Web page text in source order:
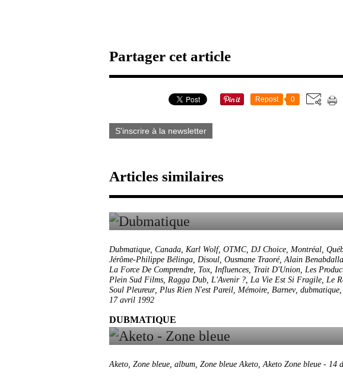
Partager cet article
Repost 0
S'inscrire à la newsletter
Articles similaires
Dubmatique, Canada, Karl Wolf, OTMC, DJ Choice, Montréal,
Jérôme-Philippe Bélinga, Disoul, Ousmane Traoré,Alain
La Force De Comprendre, Tox, Influences, Trait D'Union, Les
Plein Sud Films, Ragga Dub, L'Avenir ?, La Vie Est Si Fragile, Le
Soul Pleureur, Plus Rien N'est Pareil, Mémoire, Barnev, dubmatique,
17 avril 1992
DUBMATIQUE
Aketo, Zone bleue, album, Zone bleue Aketo,Aketo Zone bleue - 14